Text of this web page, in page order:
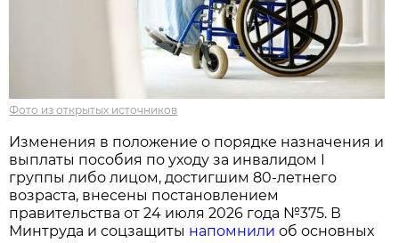
Фото из открытых источников
Изменения в положение о порядке назначения и
выплаты пособия по уходу за инвалидом I
группы либо лицом, достигшим 80-летнего
возраста, внесены постановлением
правительства от 24 июля 2026 года №375. В
Минтруда и соцзащиты напомнили об основных